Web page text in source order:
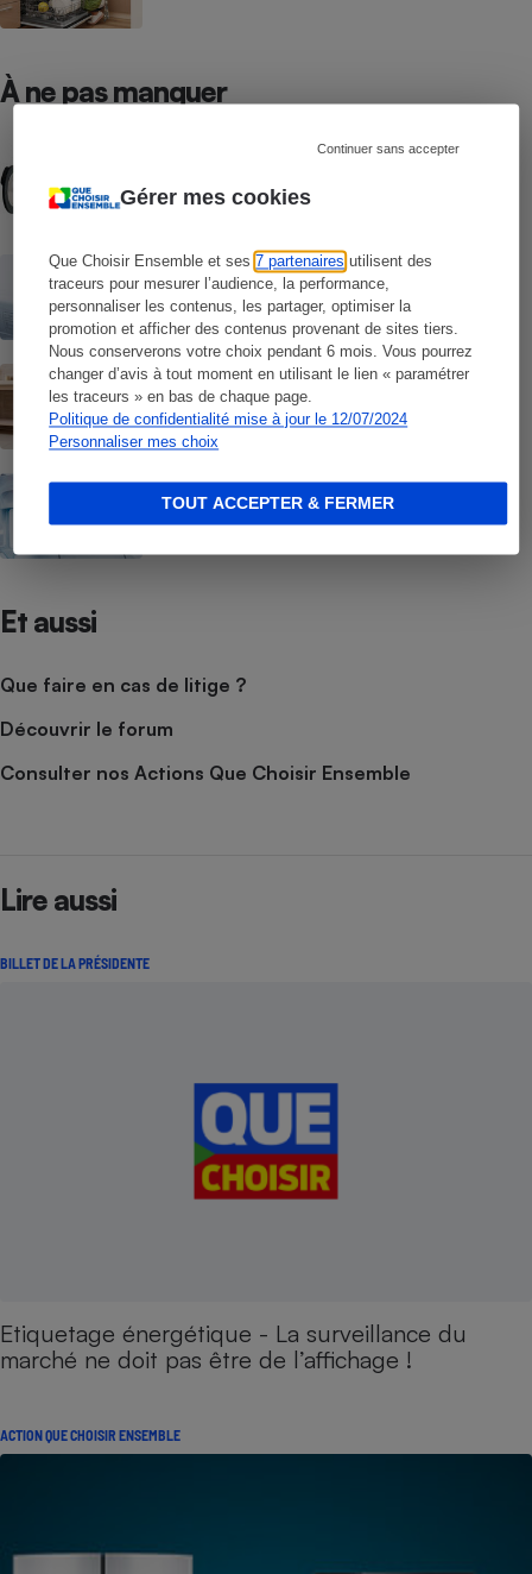
Gérer mes cookies
Que Choisir Ensemble et ses7 partenaires utilisent des
traceurs pour mesurer l’audience, la performance,
personnaliser les contenus, les partager, optimiser la
promotion et afficher des contenus provenant de sites tiers.
Nous conserverons votre choix pendant 6 mois. Vous pourrez
changer d’avis à tout moment en utilisant le lien « paramétrer
les traceurs » en bas de chaque page.
Politique de confidentialité mise à jour le 12/07/2024
Personnaliser mes choix
Continuer sans accepter
TOUT ACCEPTER & FERMER
À ne pas manquer
énergie trop généreuse
ENQUÊTE
Étiquette énergie - Un repère utile mais
pas sans défauts
GUIDE D'ACHAT
Lave-linge - Bien choisir son lave-linge
GUIDE D'ACHAT
Congélateurs - Bien choisir son
congélateur armoire ou coffre
Et aussi
Que faire en cas de litige ?
Découvrir le forum
Consulter nos Actions Que Choisir Ensemble
Lire aussi
BILLET DE LA PRÉSIDENTE
Etiquetage énergétique - La surveillance du
marché ne doit pas être de l’affichage !
ACTION QUE CHOISIR ENSEMBLE